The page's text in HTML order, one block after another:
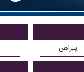
پیراهن